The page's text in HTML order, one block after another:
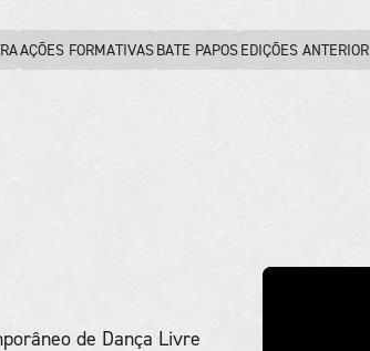
AÇÕES FORMATIVASBATE PAPOSEDIÇÕES
de Dança Livre